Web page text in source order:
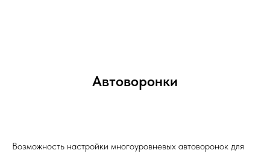
Автоворонки
Возможность настройки многоуровневых автоворонок для